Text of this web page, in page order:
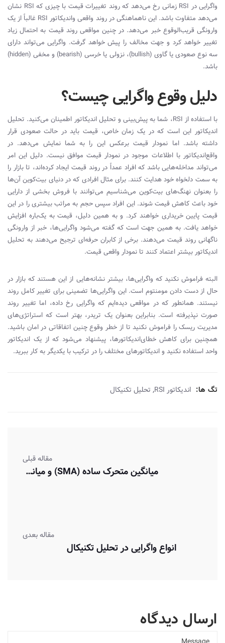
واگرایی در RSI زمانی رخ می‌دهد که روند تغییرات قیمت با چیزی که RSI نشان
می‌دهد متفاوت باشد. این ناهماهنگی در روند واقعی و‌اندیکاتور RSI غالباً از یک
وارونگی قریب‌الوقوع خبر می‌دهد. در چنین مواقعی روند قیمت به احتمال زیاد
تغییر خواهد کرد و جهت مخالف را پیش خواهد گرفت. واگرایی می‌تواند دارای
سه نوع صعودی یا گاوی (bullish)، نزولی یا خرسی (bearish) و مخفی (hidden
)
باشد.
دلیل وقوع واگرایی چیست؟
با استفاده از RSI، شما به پیش‌بینی و تحلیل‌ اندیکاتور اطمینان می‌کنید. تحلیل‌
اندیکاتور این است که در یک زمان خاص، قیمت باید در حالت صعودی قرار
داشته باشد. اما نمودار قیمت برعکس این را به شما نمایش می‌دهد. در
واقع‌اندیکاتور با اطلاعات موجود در نمودار قیمت موافق نیست. دلیل این امر
می‌تواند مداخله‌هایی باشد که افراد عمداً در روند قیمت ایجاد کرده‌اند، تا بازار را
به سمت دلخواه خود هدایت کنند. برای مثال افرادی که در دنیای بیت‌کوین آن‌ها
را بعنوان نهنگ‌های بیت‌کوین می‌شناسیم می‌توانند با فروش بخشی از دارایی
خود باعث کاهش قیمت شوند. این افراد سپس حجم به مراتب بیشتری را در این
قیمت پایین خریداری خواهند کرد. و به همین دلیل، قیمت به یک‌باره افزایش
خواهد یافت. به همین جهت است که گفته می‌شود واگرایی‌ها، خبر از وارونگی
ناگهانی روند قیمت می‌دهند. برخی از کابران حرفه‌ای ترجیح می‌دهند به تحلیل‌
اندیکاتور بیشتر اعتماد کنند تا نمودار واقعی قیمت.
البته فراموش نکنید که واگرایی‌ها، بیشتر نشانه‌هایی از این هستند که بازار در
حال از دست دادن مومنتوم است. این واگرایی‌ها تضمینی برای تغییر کامل روند
نیستند. همانطور که در مواقعی دیده‌ایم که واگرایی رخ داده، اما تغییر روند
صورت نپذیرفته است. بنابراین بعنوان یک تریدر، بهتر است که استراتژی‌های
مدیریت ریسک را فراموش نکنید تا از خطر وقوع چنین اتفاقاتی در امان باشید.
همچنین برای کاهش خطای‌اندیکاتورها، پیشنهاد می‌شود که از یک‌ اندیکاتور
واحد استفاده نکنید و‌ اندیکاتورهای مختلف را در ترکیب با یکدیگر به کار ببرید.
تگ ها: اندیکاتور RSI , تحلیل تکنیکال
مقاله قبلی
میانگین متحرک ساده (SMA) و میانگین متحرک نمایی (EMA)
مقاله بعدی
انواع واگرایی در تحلیل تکنیکال
ارسال دیدگاه